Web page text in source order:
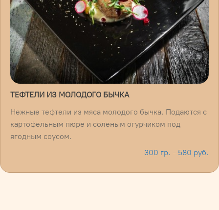
ТЕФТЕЛИ ИЗ МОЛОДОГО БЫЧКА
Нежные тефтели из мяса молодого бычка. Подаются с
картофельным пюре и соленым огурчиком под
ягодным соусом.
300 гр. - 580 руб.